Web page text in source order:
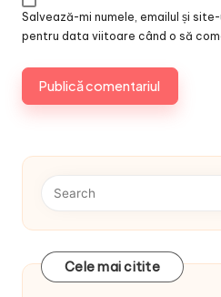
Salvează-mi numele, emailul și
pentru data viitoare când o să
Cele mai citite